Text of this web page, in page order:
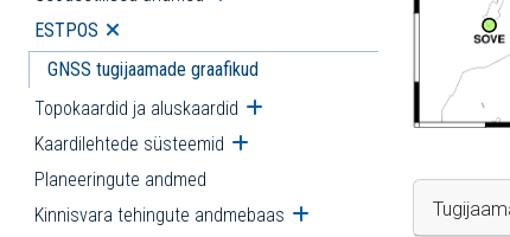
ESTPOS Ava alammenüü
GNSS tugijaamade graafikud
Topokaardid ja aluskaardid Ava alammenüü
Kaardilehtede süsteemid Ava alammenüü
Planeeringute andmed
Kinnisvara tehingute andmebaas Ava alammenüü